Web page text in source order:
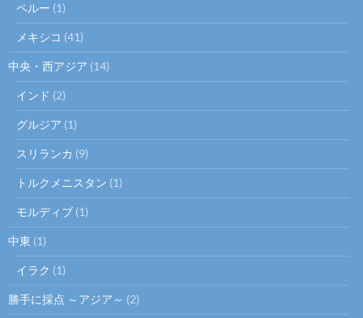
ペルー (1)
メキシコ (41)
中央・西アジア (14)
インド (2)
グルジア (1)
スリランカ (9)
トルクメニスタン (1)
モルディブ (1)
中東 (1)
イラク (1)
勝手に採点 ～アジア～ (2)